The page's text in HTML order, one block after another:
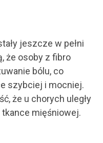
jeszcze w pełni
że osoby z fibro
bólu, co
szybciej i mocniej.
że u chorych uległy
mięśniowej.